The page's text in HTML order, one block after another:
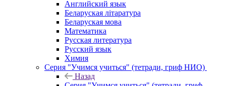
Английский язык
Беларуская літаратура
Беларуская мова
Математика
Русская литература
Русский язык
Химия
Серия "Учимся учиться" (тетради, гриф НИО)
Назад